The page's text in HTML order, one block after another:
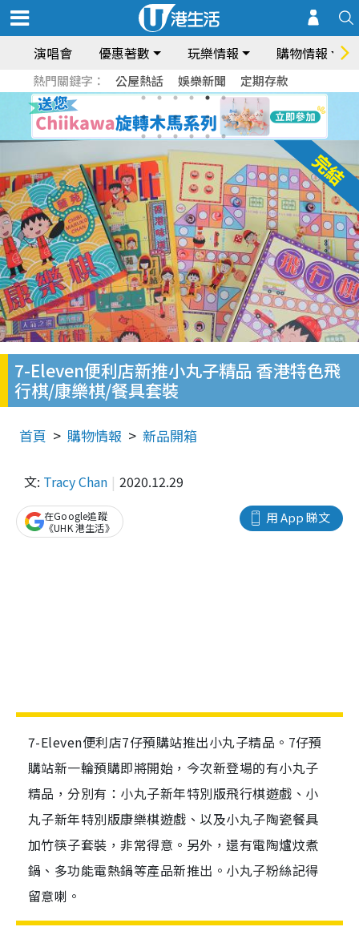
演唱會 優惠著數 玩樂情報 購物情報
熱門關鍵字： 公屋熱話 娛樂新聞 定期存款
7-Eleven便利店新推小丸子精品 香港特色飛
行棋/康樂棋/餐具套裝
首頁 購物情報 新品開箱
文: Tracy Chan 2020.12.29
用 App 睇文
在Google追蹤
《UHK 港生活》
7-Eleven便利店7仔預購站推出小丸子精品。7仔預
購站新一輪預購即將開始，今次新登場的有小丸子
精品，分別有：小丸子新年特別版飛行棋遊戲、小
丸子新年特別版康樂棋遊戲、以及小丸子陶瓷餐具
加竹筷子套裝，非常得意。另外，還有電陶爐炆煮
鍋、多功能電熱鍋等產品新推出。小丸子粉絲記得
留意喇。